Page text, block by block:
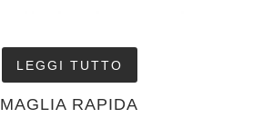
LEGGI TUTTO
MAGLIA RAPIDA